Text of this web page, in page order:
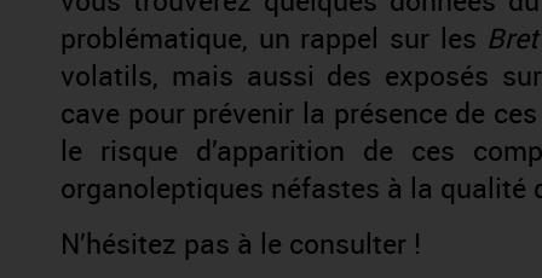
problématique, un rappel sur les
volatils, mais aussi des exposés
cave pour prévenir la présence de
le risque d’apparition de ces
organoleptiques néfastes à la qualité
N’hésitez pas à le consulter !